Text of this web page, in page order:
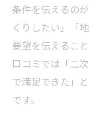
条件を伝えるの
くりしたい」「
要望を伝えるこ
口コミでは「二
で満足できた」
です。